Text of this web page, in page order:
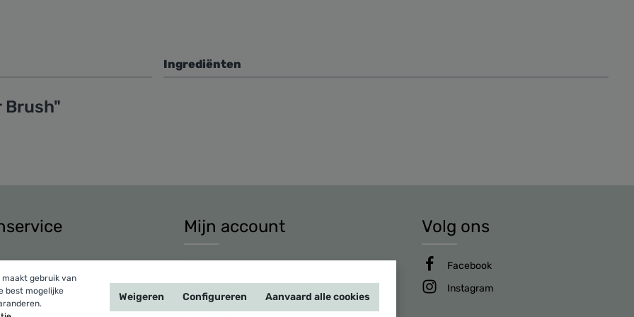
Ingrediënten
Brush"
Volg ons
Facebook
Instagram
Mijn account
Mijn account
Winkelwagen
maakt gebruik van
best mogelijke
Weigeren Configureren Aanvaard alle cookies